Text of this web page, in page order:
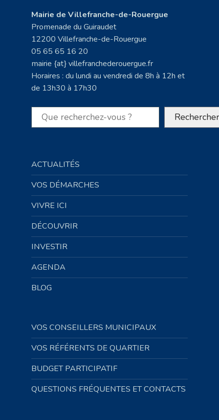
Mairie de Villefranche-de-Rouergue
Promenade du Guiraudet
12200 Villefranche-de-Rouergue
05 65 65 16 20
mairie {at} villefranchederouergue.fr
Horaires : du lundi au vendredi de 8h à 12h et
de 13h30 à 17h30
Rechercher Rechercher
ACTUALITÉS
VOS DÉMARCHES
VIVRE ICI
DÉCOUVRIR
INVESTIR
AGENDA
BLOG
VOS CONSEILLERS MUNICIPAUX
VOS RÉFÉRENTS DE QUARTIER
BUDGET PARTICIPATIF
QUESTIONS FRÉQUENTES ET CONTACTS